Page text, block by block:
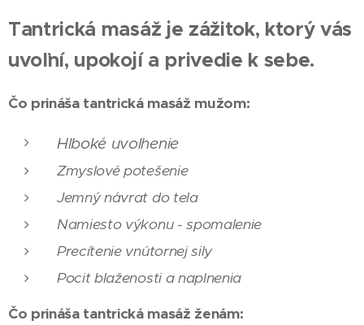
Tantrická masáž je zážitok, ktorý vás
uvoľní, upokojí a privedie k sebe.
Čo prináša tantrická masáž mužom:
Hlboké uvoľnenie
Zmyslové potešenie
Jemný návrat do tela
Namiesto výkonu - spomalenie
Precítenie vnútornej sily
Pocit blaženosti a naplnenia
Čo prináša tantrická masáž ženám: